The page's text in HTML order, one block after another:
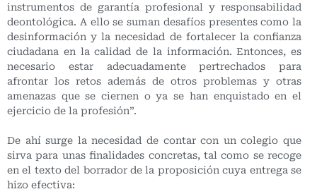
instrumentos de garantía profesional y responsabilidad
deontológica. A ello se suman desafíos presentes como la
desinformación y la necesidad de fortalecer la confianza
ciudadana en la calidad de la información. Entonces, es
necesario estar adecuadamente pertrechados para
afrontar los retos además de otros problemas y otras
amenazas que se ciernen o ya se han enquistado en el
ejercicio de la profesión”.
De ahí surge la necesidad de contar con un colegio que
sirva para unas finalidades concretas, tal como se recoge
en el texto del borrador de la proposición cuya entrega se
hizo efectiva: